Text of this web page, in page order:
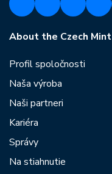
About the Czech Mint
Profil spoločnosti
Naša výroba
Naši partneri
Kariéra
Správy
Na stiahnutie